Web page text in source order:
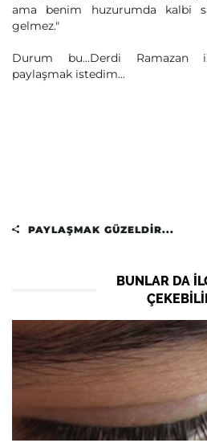
ama benim huzurumda kalbi
gelmez."
Durum bu...Derdi Ramazan
paylaşmak istedim...
PAYLAŞMAK GÜZELDIR...
BUNLAR DA